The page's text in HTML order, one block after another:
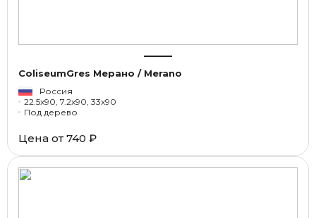
ColiseumGres Мерано / Merano
Россия
22.5x90, 7.2x90, 33x90
Под дерево
Цена от 740 ₽